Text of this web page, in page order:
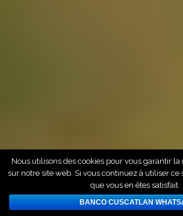
Nous utilisons des cookies pour vous garantir
sur notre site web. Si vous continuez à utiliser ce
que vous en êtes satisfait.
BANCO CUSCATLAN